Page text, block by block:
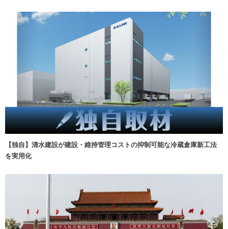
【独自】清水建設が建設・維持管理コストの抑制可能な冷蔵倉庫新工法
を実用化